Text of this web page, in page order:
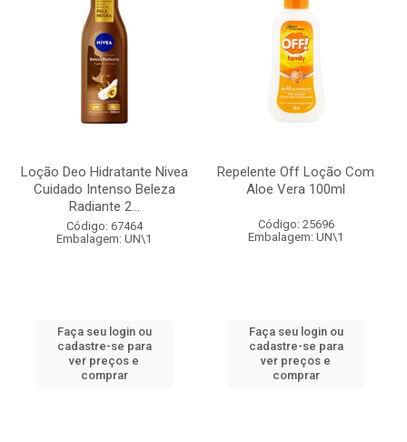
Loção Deo Hidratante Nivea
Cuidado Intenso Beleza
Radiante 2...
Código: 67464
Embalagem: UN\1
Faça seu login ou
cadastre-se para
ver preços e
comprar
Repelente Off Loção Com
Aloe Vera 100ml
Código: 25696
Embalagem: UN\1
Faça seu login ou
cadastre-se para
ver preços e
comprar